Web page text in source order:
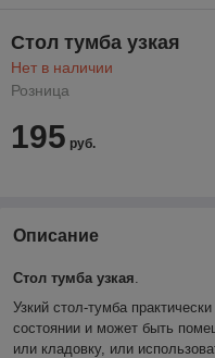
Стол тумба узкая
Нет в наличии
Розница
195 руб.
Описание
Стол тумба узкая
Узкий стол-тумба
состоянии и может быть
или кладовку, или